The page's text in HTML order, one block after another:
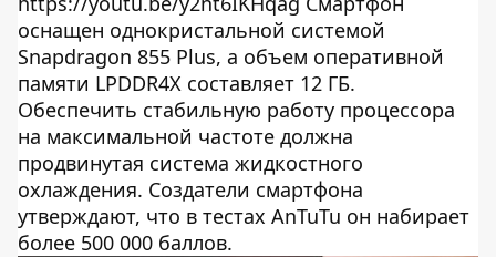
оснащен однокристальной системой
Snapdragon 855 Plus, а объем оперативной
памяти LPDDR4X составляет 12 ГБ.
Обеспечить стабильную работу процессора
на максимальной частоте должна
продвинутая система жидкостного
охлаждения. Создатели смартфона
утверждают, что в тестах AnTuTu он набирает
более 500 000 баллов.